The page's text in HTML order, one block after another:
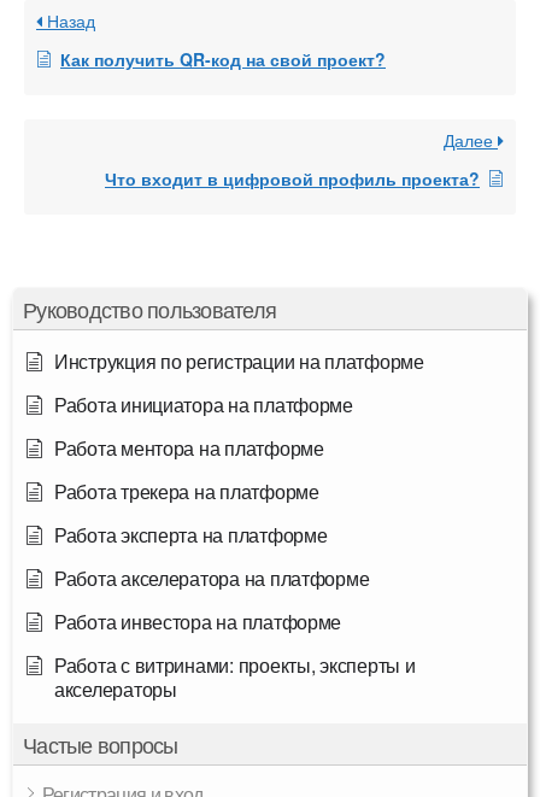
Руководство пользователя
Инструкция по регистрации на платформе
Работа инициатора на платформе
Работа ментора на платформе
Работа трекера на платформе
Работа эксперта на платформе
Работа акселератора на платформе
Работа инвестора на платформе
Работа с витринами: проекты, эксперты и
акселераторы
Частые вопросы
Назад
Как получить QR-код на свой проект?
Далее
Что входит в цифровой профиль проекта?